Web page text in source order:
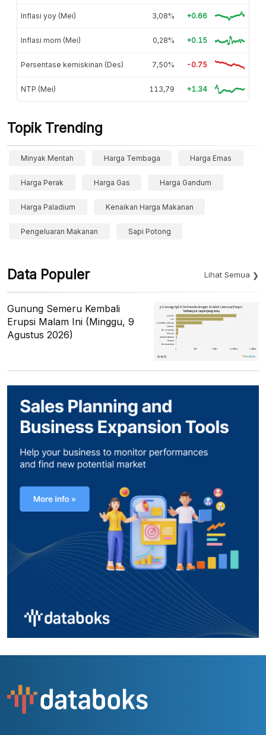
Inflasi yoy (Mei) 3,08% +0.66
Inflasi mom (Mei) 0,28% +0.15
Persentase kemiskinan (Des) 7,50% -0.75
NTP (Mei) 113,79 +1.34
Topik Trending
Minyak Mentah Harga Tembaga Harga Emas
Harga Perak Harga Gas Harga Gandum
Harga Paladium Kenaikan Harga Makanan
Pengeluaran Makanan Sapi Potong
Data Populer Lihat Semua
Gunung Semeru Kembali
Erupsi Malam Ini (Minggu, 9
Agustus 2026)